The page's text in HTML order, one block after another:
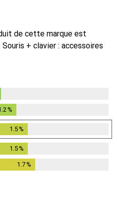
de cette marque est
+ clavier : accessoires
%
1.5%
1.5%
1.7%